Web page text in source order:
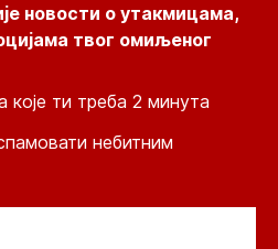
новости о утакмицама,
твог омиљеног
које ти треба 2 минута
небитним